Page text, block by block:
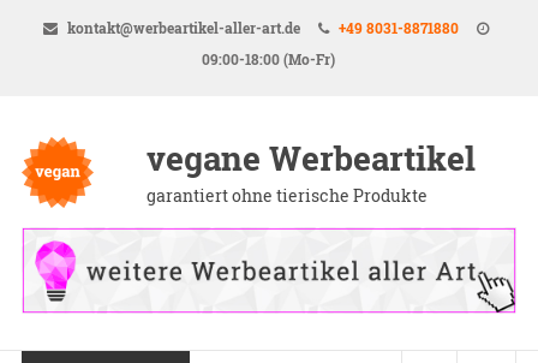
kontakt@werbeartikel-aller-art.de
+49 8031-8871880
09:00-18:00 (Mo-Fr)
vegane Werbeartikel
garantiert ohne tierische Produkte